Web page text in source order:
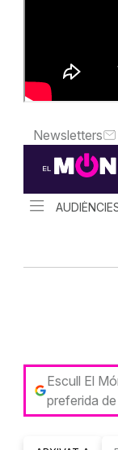
Escull El
preferida